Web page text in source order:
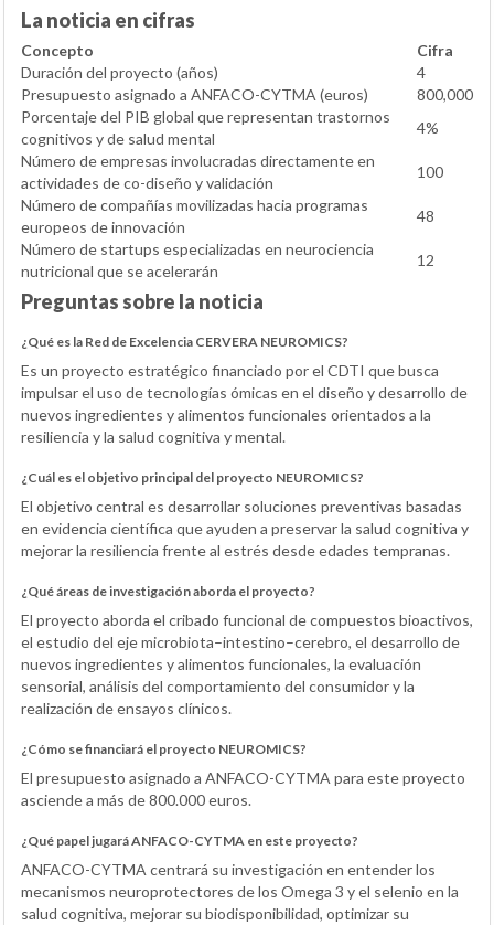
La noticia en cifras
Concepto
Cifra
Duración del proyecto (años)
4
Presupuesto asignado a ANFACO-CYTMA (euros)
800,000
Porcentaje del PIB global que representan trastornos
cognitivos y de salud mental
4%
Número de empresas involucradas directamente en
actividades de co-diseño y validación
100
Número de compañías movilizadas hacia programas
europeos de innovación
48
Número de startups especializadas en neurociencia
nutricional que se acelerarán
12
Preguntas sobre la noticia
¿Qué es la Red de Excelencia CERVERA NEUROMICS?
Es un proyecto estratégico financiado por el CDTI que busca
impulsar el uso de tecnologías ómicas en el diseño y desarrollo de
nuevos ingredientes y alimentos funcionales orientados a la
resiliencia y la salud cognitiva y mental.
¿Cuál es el objetivo principal del proyecto NEUROMICS?
El objetivo central es desarrollar soluciones preventivas basadas
en evidencia científica que ayuden a preservar la salud cognitiva y
mejorar la resiliencia frente al estrés desde edades tempranas.
¿Qué áreas de investigación aborda el proyecto?
El proyecto aborda el cribado funcional de compuestos bioactivos,
el estudio del eje microbiota–intestino–cerebro, el desarrollo de
nuevos ingredientes y alimentos funcionales, la evaluación
sensorial, análisis del comportamiento del consumidor y la
realización de ensayos clínicos.
¿Cómo se financiará el proyecto NEUROMICS?
El presupuesto asignado a ANFACO-CYTMA para este proyecto
asciende a más de 800.000 euros.
¿Qué papel jugará ANFACO-CYTMA en este proyecto?
ANFACO-CYTMA centrará su investigación en entender los
mecanismos neuroprotectores de los Omega 3 y el selenio en la
salud cognitiva, mejorar su biodisponibilidad, optimizar su